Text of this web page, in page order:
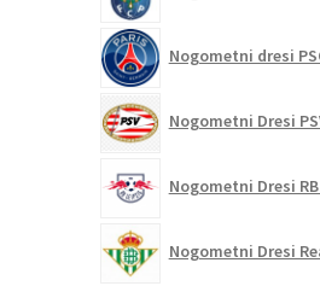
Nogometni dresi
Nogometni Dresi
Nogometni Dresi
Nogometni Dresi